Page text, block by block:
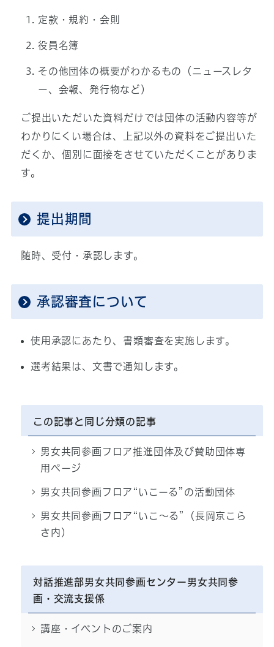
定款・規約・会則
役員名簿
その他団体の概要がわかるもの（ニュースレタ
ー、会報、発行物など）
ご提出いただいた資料だけでは団体の活動内容等が
わかりにくい場合は、上記以外の資料をご提出いた
だくか、個別に面接をさせていただくことがありま
す。
提出期間
随時、受付・承認します。
承認審査について
使用承認にあたり、書類審査を実施します。
選考結果は、文書で通知します。
この記事と同じ分類の記事
男女共同参画フロア推進団体及び賛助団体専
用ページ
男女共同参画フロア“いこーる”の活動団体
男女共同参画フロア“いこ～る”（長岡京こら
さ内）
対話推進部男女共同参画センター男女共同参
画・交流支援係
講座・イベントのご案内